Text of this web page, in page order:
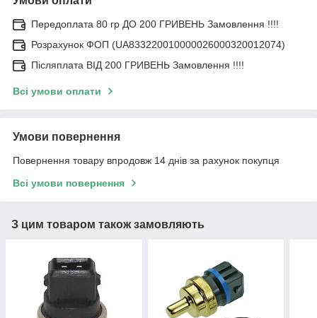
Передоплата 80 гр ДО 200 ГРИВЕНЬ Замовлення !!!!
Розрахунок ФОП (UA833220010000026000320012074)
Післяплата ВІД 200 ГРИВЕНЬ Замовлення !!!!
Всі умови оплати
Умови повернення
Повернення товару впродовж 14 днів за рахунок покупця
Всі умови повернення
З цим товаром також замовляють